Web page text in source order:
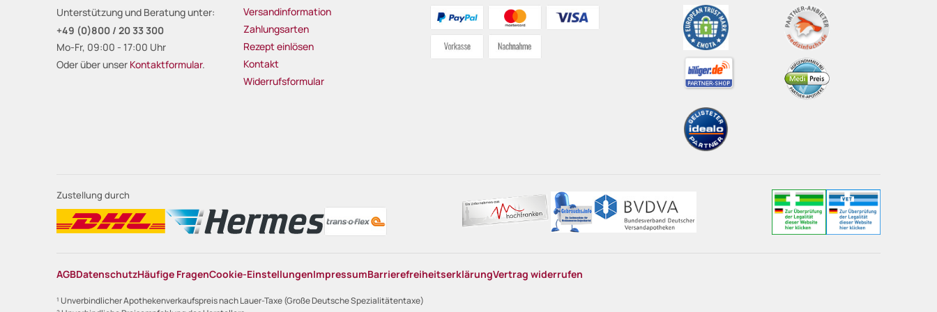
Unterstützung und Beratung unter:
+49 (0)800 / 20 33 300
Mo-Fr, 09:00 - 17:00 Uhr
Oder über unser Kontaktformular.
Versandinformation
Zahlungsarten
Rezept einlösen
Kontakt
Widerrufsformular
Zustellung durch
AGBDatenschutzHäufige FragenCookie-EinstellungenImpressumBarrierefreiheitserklärungVertrag widerrufen
¹ Unverbindlicher Apothekenverkaufspreis nach Lauer-Taxe (Große Deutsche Spezialitätentaxe)